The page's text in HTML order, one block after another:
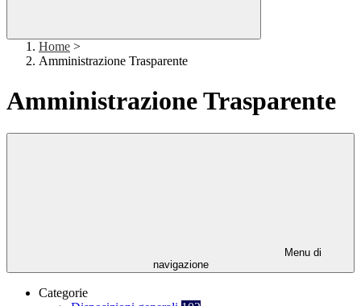
Home >
Amministrazione Trasparente
Amministrazione Trasparente
Menu di
navigazione
Categorie